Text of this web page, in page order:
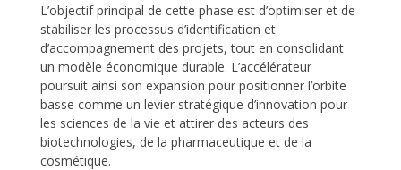
L’objectif principal de cette phase est d’optimiser et de
stabiliser les processus d’identification et
d’accompagnement des projets, tout en consolidant
un modèle économique durable. L’accélérateur
poursuit ainsi son expansion pour positionner l’orbite
basse comme un levier stratégique d’innovation pour
les sciences de la vie et attirer des acteurs des
biotechnologies, de la pharmaceutique et de la
cosmétique.